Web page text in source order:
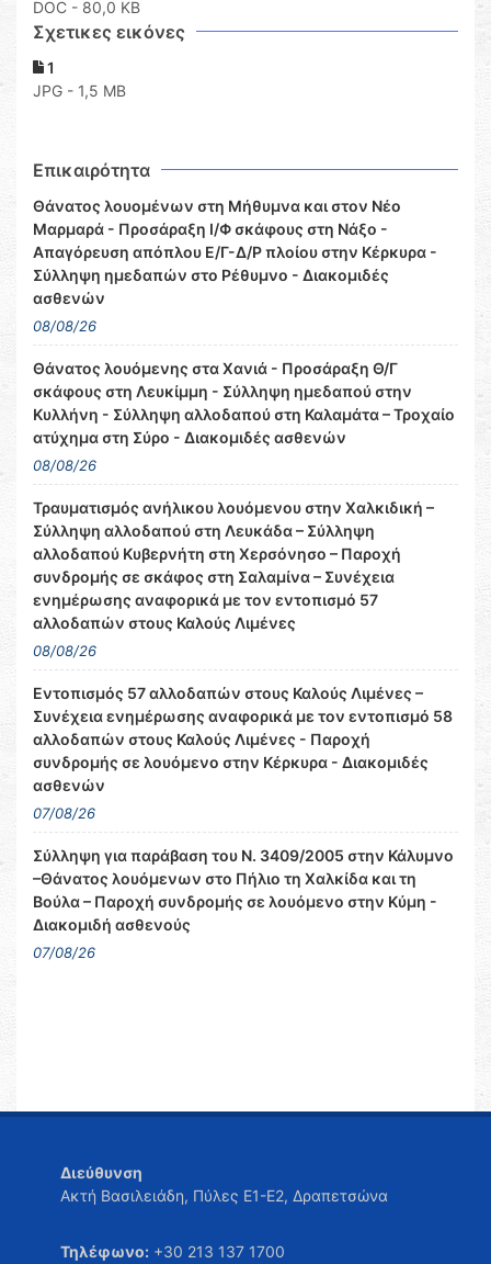
DOC - 80,0 KB
Σχετικες εικόνες
1
JPG - 1,5 MB
Επικαιρότητα
Θάνατος λουομένων στη Μήθυμνα και στον Νέο
Μαρμαρά - Προσάραξη Ι/Φ σκάφους στη Νάξο -
Απαγόρευση απόπλου Ε/Γ-Δ/Ρ πλοίου στην Κέρκυρα -
Σύλληψη ημεδαπών στο Ρέθυμνο - Διακομιδές
ασθενών
08/08/26
Θάνατος λουόμενης στα Χανιά - Προσάραξη Θ/Γ
σκάφους στη Λευκίμμη - Σύλληψη ημεδαπού στην
Κυλλήνη - Σύλληψη αλλοδαπού στη Καλαμάτα – Τροχαίο
ατύχημα στη Σύρο - Διακομιδές ασθενών
08/08/26
Τραυματισμός ανήλικου λουόμενου στην Χαλκιδική –
Σύλληψη αλλοδαπού στη Λευκάδα – Σύλληψη
αλλοδαπού Κυβερνήτη στη Χερσόνησο – Παροχή
συνδρομής σε σκάφος στη Σαλαμίνα – Συνέχεια
ενημέρωσης αναφορικά με τον εντοπισμό 57
αλλοδαπών στους Καλούς Λιμένες
08/08/26
Εντοπισμός 57 αλλοδαπών στους Καλούς Λιμένες –
Συνέχεια ενημέρωσης αναφορικά με τον εντοπισμό 58
αλλοδαπών στους Καλούς Λιμένες - Παροχή
συνδρομής σε λουόμενο στην Κέρκυρα - Διακομιδές
ασθενών
07/08/26
Σύλληψη για παράβαση του Ν. 3409/2005 στην Κάλυμνο
–Θάνατος λουόμενων στο Πήλιο τη Χαλκίδα και τη
Βούλα – Παροχή συνδρομής σε λουόμενο στην Κύμη -
Διακομιδή ασθενούς
07/08/26
Διεύθυνση
Ακτή Βασιλειάδη, Πύλες Ε1-Ε2, Δραπετσώνα
Τηλέφωνο: +30 213 137 1700